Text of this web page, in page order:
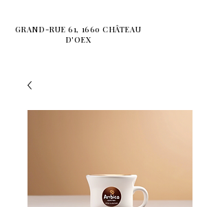
GRAND-RUE 61, 1660 CHÂTEAU
D'OEX